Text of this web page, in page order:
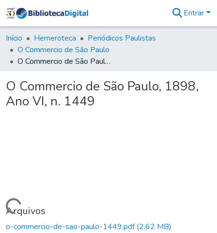
&
Coleções
Tudo na
Biblioteca
Estatísticas
Entrar
Início Hemeroteca
Periódicos Paulistas
O Commercio de São Paulo
O Commercio de São Paulo, 1898, Ano VI, n. 1449
O Commercio de São Paulo, 1898,
Ano VI, n. 1449
Carregando...
Arquivos
o-commercio-de-sao-paulo-1449.pdf(2,62 MB)